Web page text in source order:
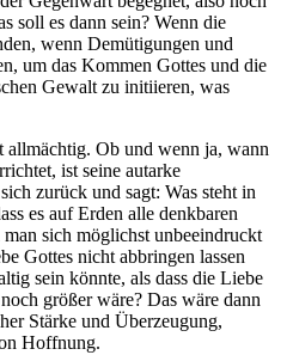
soll es dann sein? Wenn die
wenn Demütigungen und
um das Kommen Gottes und die
Gewalt zu initiieren, was
allmächtig. Ob und wenn ja, wann
ist seine autarke
zurück und sagt: Was steht in
es auf Erden alle denkbaren
sich möglichst unbeeindruckt
Gottes nicht abbringen lassen
sein könnte, als dass die Liebe
größer wäre? Das wäre dann
Stärke und Überzeugung,
Hoffnung.